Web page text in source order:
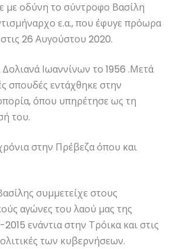
με οδύνη το σύντροφο Βασίλη
ε.α., που έφυγε πρόωρα
26 Αυγούστου 2020.
Ιωαννίνων το 1956 .Μετά
σπουδές εντάχθηκε στην
όπου υπηρέτησε ως τη
του.
στην Πρέβεζα όπου και
συμμετείχε στους
αγώνες του λαού μας της
ενάντια στην Τρόικα και στις
των κυβερνήσεων.